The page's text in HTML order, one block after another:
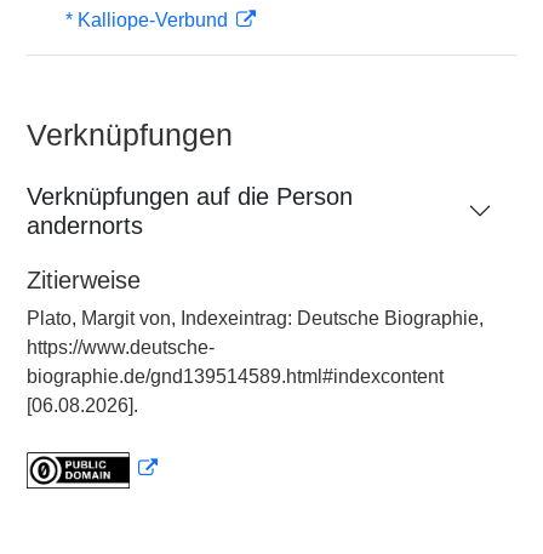
* Kalliope-Verbund
Verknüpfungen
Verknüpfungen auf die Person
andernorts
Zitierweise
Plato, Margit von, Indexeintrag: Deutsche Biographie,
https://www.deutsche-
biographie.de/gnd139514589.html#indexcontent
[06.08.2026].